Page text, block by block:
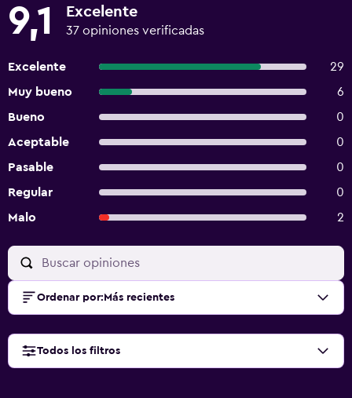
9,1 Excelente
37 opiniones verificadas
Excelente
29
Muy bueno
6
Bueno
0
Aceptable
0
Pasable
0
Regular
0
Malo
2
Ordenar por: Más recientes
Todos los filtros